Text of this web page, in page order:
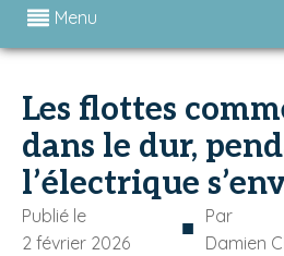
Menu
Les flottes
dans le dur,
l’électrique
Publié le
2 février 2026
■ Par
Damien